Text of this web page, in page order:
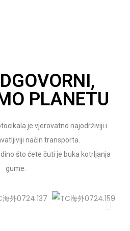
PLANETU
je vjerovatno najodrživiji i
način transporta.
što ćete čuti je buka kotrljanja
gume.